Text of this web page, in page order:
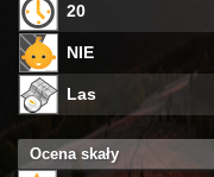
20
NIE
Las
Ocena skały